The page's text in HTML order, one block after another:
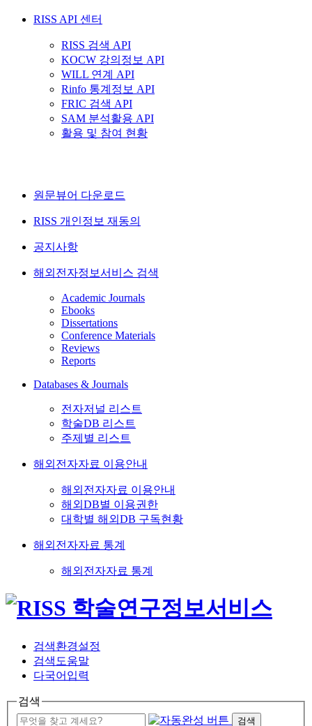
RISS API 센터
RISS 검색 API
KOCW 강의정보 API
WILL 연계 API
Rinfo 통계정보 API
FRIC 검색 API
SAM 분석활용 API
활용 및 참여 현황
원문뷰어 다운로드
RISS 개인정보 재동의
공지사항
해외전자정보서비스 검색
Academic Journals
Ebooks
Dissertations
Conference Materials
Reviews
Reports
Databases & Journals
전자저널 리스트
학술DB 리스트
주제별 리스트
해외전자자료 이용안내
해외전자자료 이용안내
해외DB별 이용권한
대학별 해외DB 구독현황
해외전자자료 통계
해외전자자료 통계
검색환경설정
검색도움말
다국어입력
검색
검색